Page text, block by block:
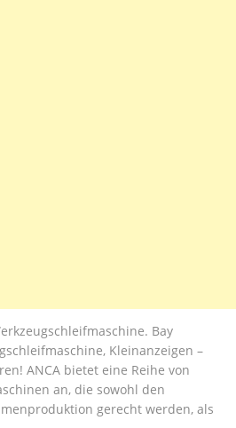
Bay
Kleinanzeigen –
ANCA bietet eine Reihe von
an, die sowohl den
gerecht werden, als